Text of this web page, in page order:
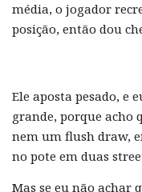
média, o jogador
posição, então dou
Ele aposta pesado, e
grande, porque acho
nem um flush draw,
no pote em duas
Mas se eu não achar